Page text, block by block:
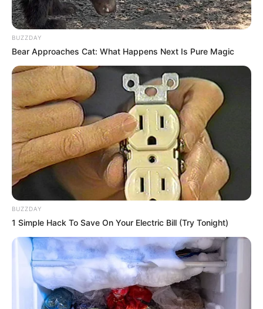
BUZZDAY
Bear Approaches Cat: What Happens Next Is Pure Magic
BUZZDAY
1 Simple Hack To Save On Your Electric Bill (Try Tonight)